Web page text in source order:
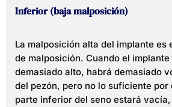
Inferior (baja malposición)
La malposición alta del implante es
de malposición. Cuando el
demasiado alto, habrá demasiado
del pezón, pero no lo suficiente por
parte inferior del seno estará